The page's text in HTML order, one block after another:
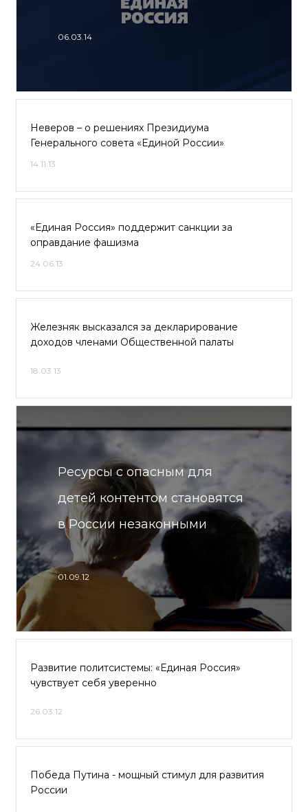
06.03.14
Неверов – о решениях Президиума
Генерального совета «Единой России»
14.11.13
«Единая Россия» поддержит санкции за
оправдание фашизма
24.06.13
Железняк высказался за декларирование
доходов членами Общественной палаты
18.03.13
Ресурсы с опасным для
детей контентом становятся
в России незаконными
01.09.12
Развитие политсистемы: «Единая Россия»
чувствует себя уверенно
26.03.12
Победа Путина - мощный стимул для развития
России